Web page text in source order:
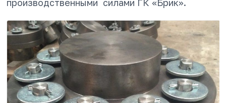
производственными силами ГК «Брик».